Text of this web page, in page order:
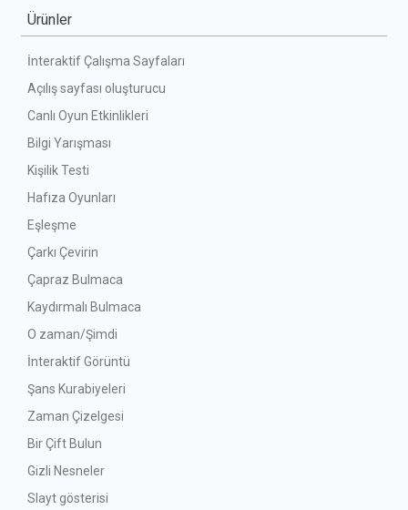
Ürünler
İnteraktif Çalışma Sayfaları
Açılış sayfası oluşturucu
Canlı Oyun Etkinlikleri
Bilgi Yarışması
Kişilik Testi
Hafıza Oyunları
Eşleşme
Çarkı Çevirin
Çapraz Bulmaca
Kaydırmalı Bulmaca
O zaman/Şimdi
İnteraktif Görüntü
Şans Kurabiyeleri
Zaman Çizelgesi
Bir Çift Bulun
Gizli Nesneler
Slayt gösterisi